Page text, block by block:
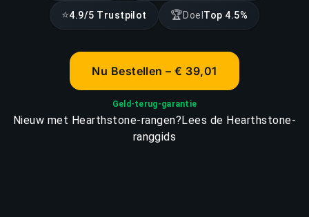
⭐4.9/5 Trustpilot 🏆Doel Top 4.5%
Nu Bestellen – € 39,01
Geld-terug-garantie
Nieuw met Hearthstone-rangen?Lees de Hearthstone-
ranggids